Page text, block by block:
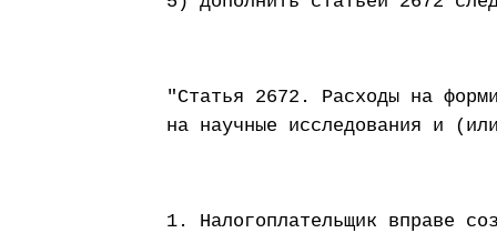
"Статья 2672. Расходы на
на научные исследования и
1. Налогоплательщик вправе